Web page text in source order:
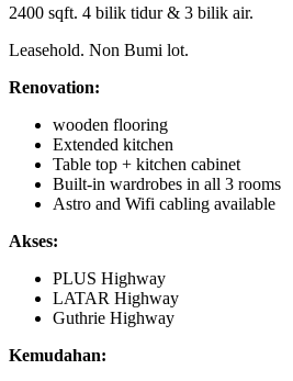
2400 sqft. 4 bilik tidur & 3 bilik air.
Leasehold. Non Bumi lot.
Renovation:
wooden flooring
Extended kitchen
Table top + kitchen cabinet
Built-in wardrobes in all 3 rooms
Astro and Wifi cabling available
Akses:
PLUS Highway
LATAR Highway
Guthrie Highway
Kemudahan: